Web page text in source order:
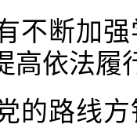
不断加
高依法履
的路线